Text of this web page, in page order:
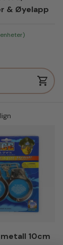
& Øyelapp
10cm